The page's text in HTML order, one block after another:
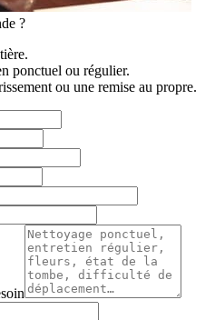
?
ponctuel ou régulier.
ou une remise au propre.